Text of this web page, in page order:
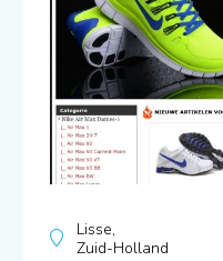
Lisse,
Zuid-Holland